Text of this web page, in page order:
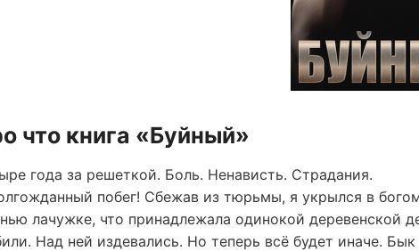
что книга «Буйный»
года за решеткой. Боль. Ненависть. Страдания.
побег! Сбежав из тюрьмы, я укрылся в
лачужке, что принадлежала одинокой деревенской
Над ней издевались. Но теперь всё будет иначе.